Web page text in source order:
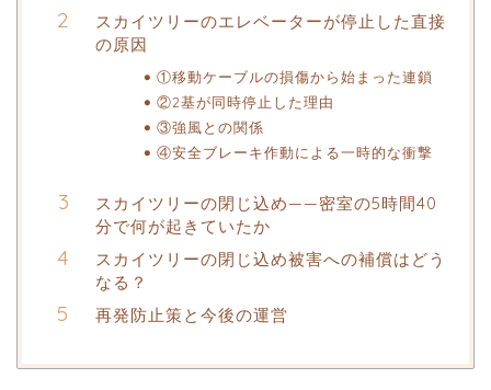
スカイツリーのエレベーターが停止した直接
の原因
①移動ケーブルの損傷から始まった連鎖
②2基が同時停止した理由
③強風との関係
④安全ブレーキ作動による一時的な衝撃
スカイツリーの閉じ込め——密室の5時間40
分で何が起きていたか
スカイツリーの閉じ込め被害への補償はどう
なる？
再発防止策と今後の運営